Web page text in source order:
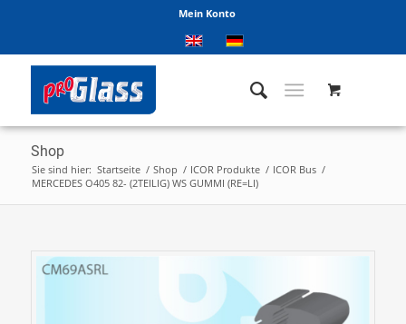
Mein Konto
Shop
Sie sind hier: Startseite / Shop / ICOR Produkte / ICOR Bus /
MERCEDES O405 82- (2TEILIG) WS GUMMI (RE=LI)